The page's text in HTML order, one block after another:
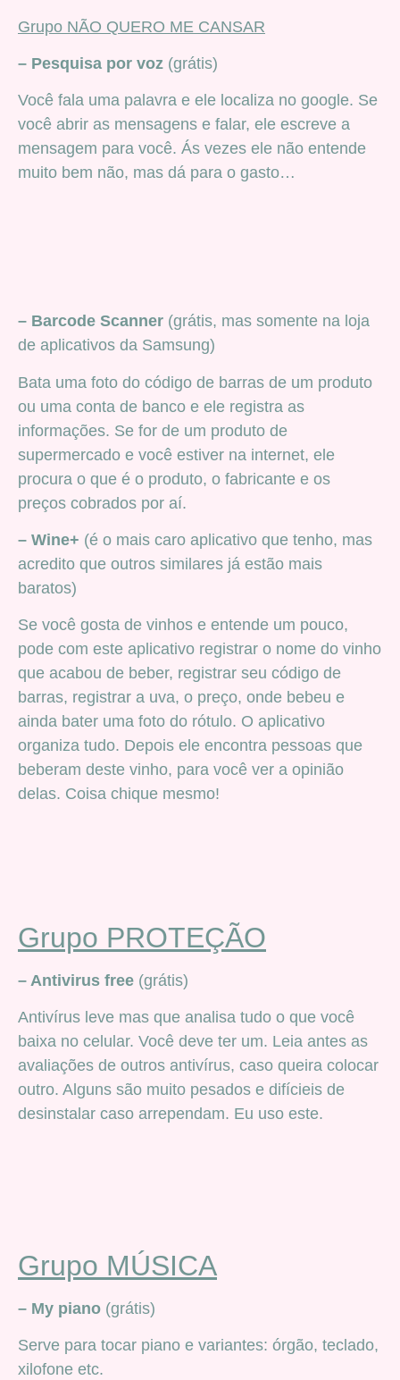
Grupo NÃO QUERO ME CANSAR
– Pesquisa por voz (grátis)
Você fala uma palavra e ele localiza no google. Se
você abrir as mensagens e falar, ele escreve a
mensagem para você. Ás vezes ele não entende
muito bem não, mas dá para o gasto…
– Barcode Scanner (grátis, mas somente na loja
de aplicativos da Samsung)
Bata uma foto do código de barras de um produto
ou uma conta de banco e ele registra as
informações. Se for de um produto de
supermercado e você estiver na internet, ele
procura o que é o produto, o fabricante e os
preços cobrados por aí.
– Wine+ (é o mais caro aplicativo que tenho, mas
acredito que outros similares já estão mais
baratos)
Se você gosta de vinhos e entende um pouco,
pode com este aplicativo registrar o nome do vinho
que acabou de beber, registrar seu código de
barras, registrar a uva, o preço, onde bebeu e
ainda bater uma foto do rótulo. O aplicativo
organiza tudo. Depois ele encontra pessoas que
beberam deste vinho, para você ver a opinião
delas. Coisa chique mesmo!
Grupo PROTEÇÃO
– Antivirus free (grátis)
Antivírus leve mas que analisa tudo o que você
baixa no celular. Você deve ter um. Leia antes as
avaliações de outros antivírus, caso queira colocar
outro. Alguns são muito pesados e difícieis de
desinstalar caso arrependam. Eu uso este.
Grupo MÚSICA
– My piano (grátis)
Serve para tocar piano e variantes: órgão, teclado,
xilofone etc.